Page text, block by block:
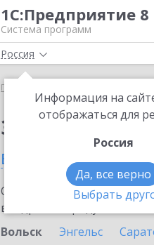
1С:Предприятие 8
Система программ
Россия
Информация на
отображаться для
Россия
Да, все верно
Выбрать
Главная
Заказать ИТС
в Вольске
Ознакомьтесь с
внедрение продукта.
Вольск
Энгельс